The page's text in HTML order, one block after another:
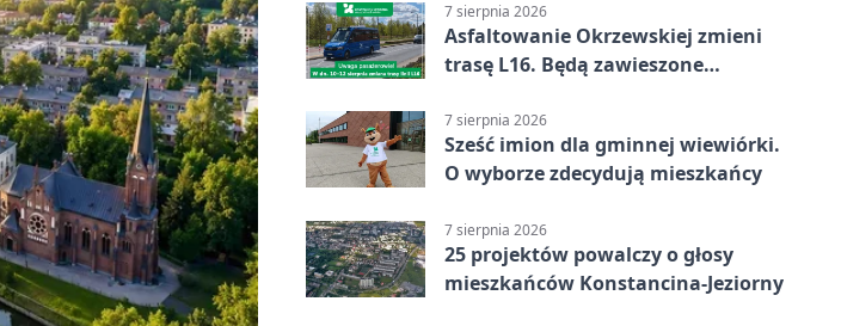
7 sierpnia 2026
Asfaltowanie Okrzewskiej zmieni
trasę L16. Będą zawieszone
7 sierpnia 2026
Sześć imion dla gminnej wiewiórki.
O wyborze zdecydują mieszkańcy
7 sierpnia 2026
25 projektów powalczy o głosy
mieszkańców Konstancina-Jeziorny